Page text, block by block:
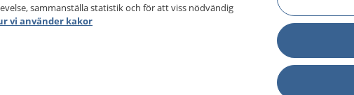
sammanställa statistik och för att viss nödvändig
vi använder kakor